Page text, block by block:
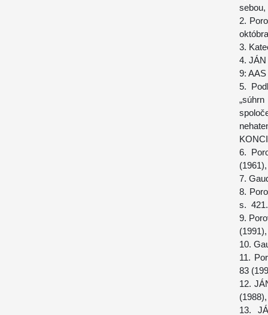
sebou,
2.
3.
4.
9: AAS
5.
6.
7.
8.
s. 421.
9.
10.
11.
83
12.
13.